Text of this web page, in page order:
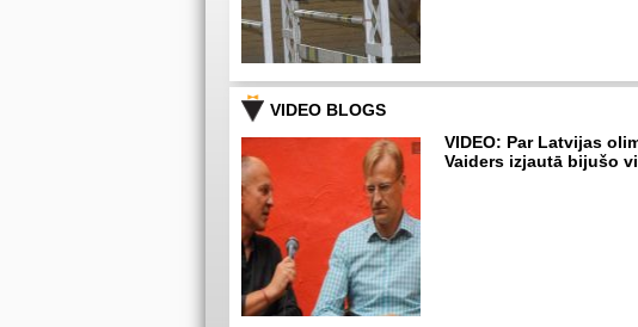
VIDEO BLOGS
VIDEO: Par Latvijas
Vaiders izjautā bijušo